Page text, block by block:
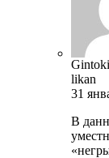
Gintoki
likan
31
В